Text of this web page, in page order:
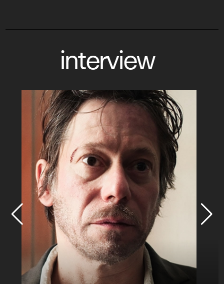
interview